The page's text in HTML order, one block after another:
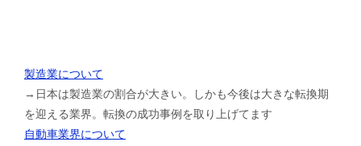
製造業について
→日本は製造業の割合が大きい。しかも今後は大きな転換期
を迎える業界。転換の成功事例を取り上げてます
自動車業界について